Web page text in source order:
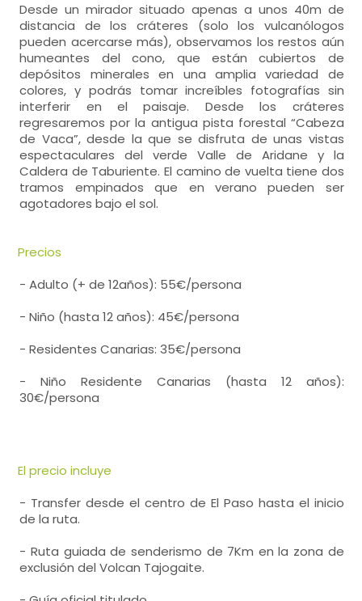
Desde un mirador situado apenas a unos 40m de
distancia de los cráteres (solo los vulcanólogos
pueden acercarse más), observamos los restos aún
humeantes del cono, que están cubiertos de
depósitos minerales en una amplia variedad de
colores, y podrás tomar increíbles fotografías sin
interferir en el paisaje. Desde los cráteres
regresaremos por la antigua pista forestal “Cabeza
de Vaca”, desde la que se disfruta de unas vistas
espectaculares del verde Valle de Aridane y la
Caldera de Taburiente. El camino de vuelta tiene dos
tramos empinados que en verano pueden ser
agotadores bajo el sol.
Precios
- Adulto (+ de 12años): 55€/persona
- Niño (hasta 12 años): 45€/persona
- Residentes Canarias: 35€/persona
- Niño Residente Canarias (hasta 12 años):
30€/persona
El precio incluye
- Transfer desde el centro de El Paso hasta el inicio
de la ruta.
- Ruta guiada de senderismo de 7Km en la zona de
exclusión del Volcan Tajogaite.